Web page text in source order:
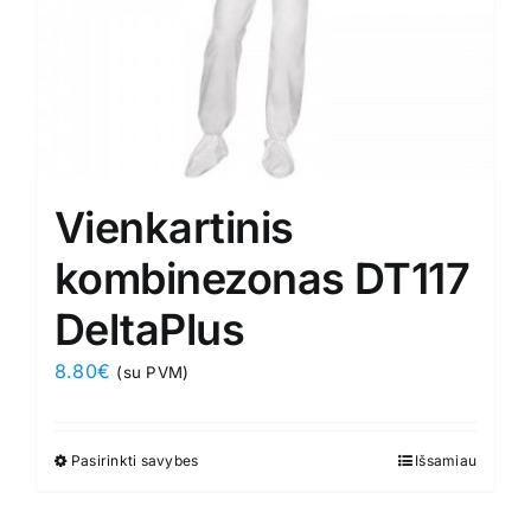
product
page
Vienkartinis
kombinezonas DT117
DeltaPlus
8.80€ (su PVM)
Pasirinkti savybesThis
Išsamiau